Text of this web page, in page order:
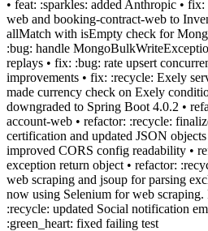
• feat: :sparkles: added Anthropic •
web and booking-contract-web to
allMatch with isEmpty check for
:bug: handle
replays • fix: :bug: rate upsert
improvements • fix: :recycle: Exely
made currency check on Exely
downgraded to Spring Boot 4.0.2 •
account-web • refactor: :recycle:
certification and updated JSON
improved CORS config readability •
exception return object • refactor:
web scraping and jsoup for parsing
now using Selenium for web scraping.
:recycle: updated Social notification
:green_heart: fixed failing test